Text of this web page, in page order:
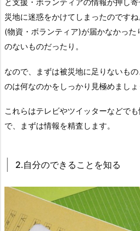
災地に迷惑をかけてしまったのです
(物資・ボランティア)が届かなかった
のないものだったり。
なので、まずは被災地に足りないも
のは何なのかをしっかり見極めましょ
これらはテレビやツイッターなどで
で、まずは情報を精査します。
2.自分のできることを知る